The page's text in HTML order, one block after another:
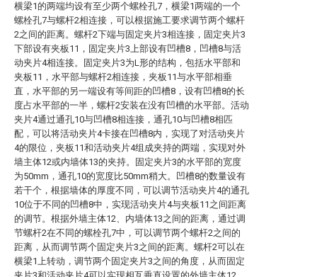
横梁1的两端均设有至少两个螺栓孔7，横梁1两端的一个
螺栓孔7与螺杆2相连接，可以根据施工要求调节两个螺杆
2之间的距离。螺杆2下端与固定夹片3相连接，固定夹片3
下部设有夹板11，固定夹片3上部设有凹槽8，凹槽8与活
动夹片4相连接。固定夹片3为L形的结构，包括水平部和
夹板11，水平部与螺杆2相连接，夹板11与水平部相垂
直，水平部的另一端设有等间距的凹槽8，设有凹槽8的长
度占水平部的一半，螺杆2安装在没有凹槽的水平部。活动
夹片4通过通孔10与凹槽8相连接，通孔10与凹槽8相匹
配，可以将活动夹片4卡接在凹槽8内，实现了对活动夹片
4的限位，夹板11和活动夹片4组成夹持的两端，实现对外
墙主体12或内墙体13的夹持。固定夹片3的水平部的宽度
为50mm，通孔10的宽度比50mm稍大。凹槽8的数量设有
若干个，根据墙体的厚度不同，可以调节活动夹片4的通孔
10位于不同的凹槽8中，实现活动夹片4与夹板11之间距离
的调节。根据外墙主体12、内墙体13之间的距离，通过调
节螺杆2在不同的螺栓孔7中，可以调节两个螺杆2之间的
距离，从而调节两个固定夹片3之间的距离。螺杆2可以在
横梁1上转动，调节两个固定夹片3之间的角度，从而固定